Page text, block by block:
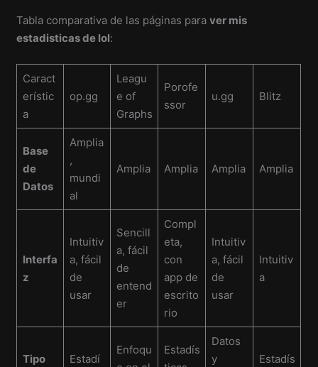
Tabla comparativa de las páginas paraver mis
estadisticas de lol:
Caract
erístic
a
op.gg
Leagu
e of
Graphs
Porofe
ssor
u.gg Blitz
Base
de
Datos
Amplia
,
mundi
al
Amplia Amplia Amplia Amplia
Interfa
z
Intuitiv
a, fácil
de
usar
Sencill
a, fácil
de
entend
er
Compl
eta,
con
app de
escrito
rio
Intuitiv
a, fácil
de
usar
Intuitiv
a
Tipo Estadí
Enfoqu
Estadís
Datos
y
Estadís